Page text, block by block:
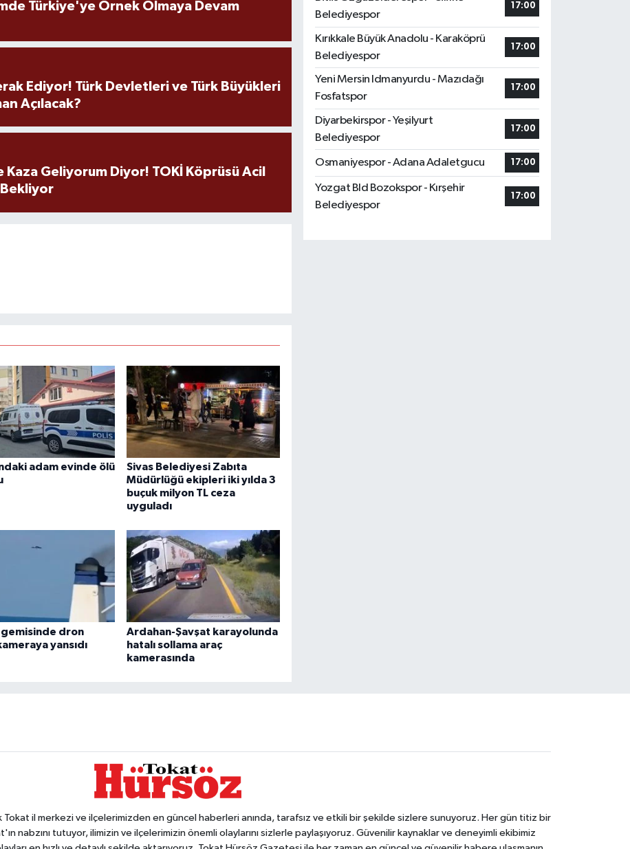
Türkiye'ye Örnek Olmaya Devam
Ediyor! Türk Devletleri ve Türk Büyükleri
Açılacak?
Kaza Geliyorum Diyor! TOKİ Köprüsü Acil
Bekliyor
adam evinde ölü
Sivas Belediyesi Zabıta
Müdürlüğü ekipleri iki yılda 3
buçuk milyon TL ceza
uyguladı
gemisinde dron
yansıdı
Ardahan-Şavşat karayolunda
hatalı sollama araç
kamerasında
Belediyespor
17:00
Kırıkkale Büyük Anadolu - Karaköprü
Belediyespor
17:00
Yeni Mersin Idmanyurdu - Mazıdağı
Fosfatspor
17:00
Diyarbekirspor - Yeşilyurt
Belediyespor
17:00
Osmaniyespor - Adana Adaletgucu 17:00
Yozgat Bld Bozokspor - Kırşehir
Belediyespor
17:00
il merkezi ve ilçelerimizden en güncel haberleri anında, tarafsız ve etkili bir şekilde sizlere sunuyoruz. Her gün titiz bir
nabzını tutuyor, ilimizin ve ilçelerimizin önemli olaylarını sizlerle paylaşıyoruz. Güvenilir kaynaklar ve deneyimli ekibimiz